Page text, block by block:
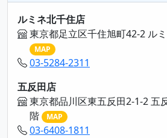
ルミネ北千住店
東京都足立区千住旭町42-2 ル
MAP
03-5284-2311
五反田店
東京都品川区東五反田2-1-2 五
階
MAP
03-6408-1811